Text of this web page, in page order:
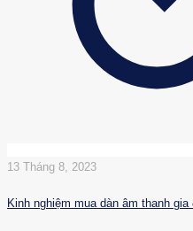
13 Tháng 8, 2023
Kinh nghiệm mua dàn âm thanh